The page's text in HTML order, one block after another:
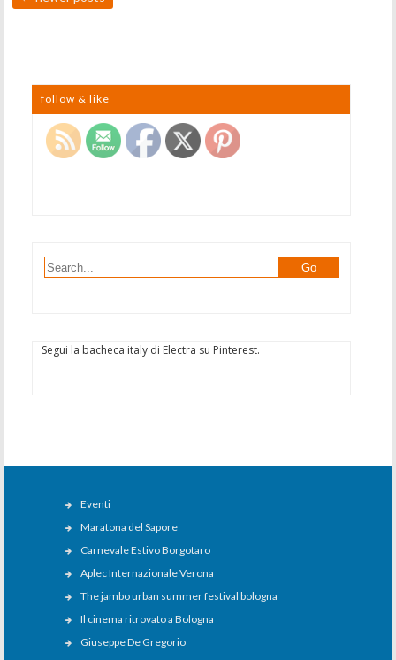
follow & like
Segui la bacheca italy di Electra su Pinterest.
Eventi
Maratona del Sapore
Carnevale Estivo Borgotaro
Aplec Internazionale Verona
The jambo urban summer festival bologna
Il cinema ritrovato a Bologna
Giuseppe De Gregorio